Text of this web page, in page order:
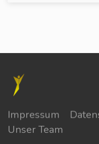
Impressum
Unser Team